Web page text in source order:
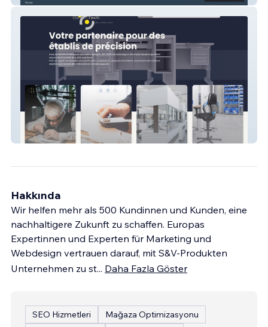
BenchTech
Hakkında
Wir helfen mehr als 500 Kundinnen und Kunden, eine
nachhaltigere Zukunft zu schaffen. Europas
Expertinnen und Experten für Marketing und
Webdesign vertrauen darauf, mit S&V-Produkten
Unternehmen zu st... Daha Fazla Göster
SEO Hizmetleri
Mağaza Optimizasyonu